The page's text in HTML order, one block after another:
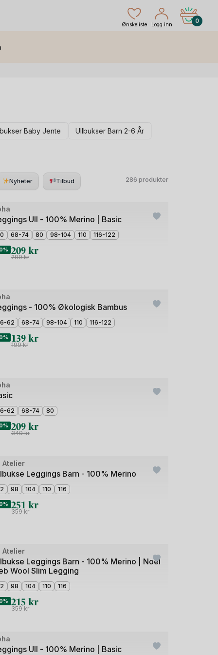
Ønskeliste Logg inn
0
Baby Jente Ullbukser Barn 2-6 År
Nyheter Tilbud 286 produkter
Ull - 100% Merino | Basic
68-74 80 98-104 110 116-122
209kr
299kr
- 100% Økologisk Bambus
62 68-74 98-104 110 116-122
139kr
199kr
62 68-74 80
209kr
349kr
Atelier
Leggings Barn - 100% Merino
98 104 110 116
251 kr
359kr
Atelier
Leggings Barn - 100% Merino | Noel
Wool Slim Legging
98 104 110 116
215 kr
359kr
Ull - 100% Merino | Basic